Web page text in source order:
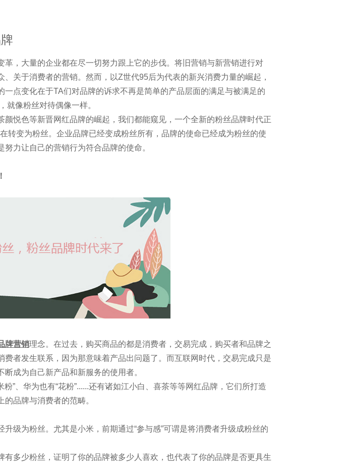
革，大量的企业都在尽一切努力跟上它的步伐。将旧营销与新营销进行对
关于消费者的营销。然而，以Z世代95后为代表的新兴消费力量的崛起，
一点变化在于TA们对品牌的诉求不再是简单的产品层面的满足与被满足的
就像粉丝对待偶像一样。
颜悦色等新晋网红品牌的崛起，我们都能窥见，一个全新的粉丝品牌时代正
转变为粉丝。企业品牌已经变成粉丝所有，品牌的使命已经成为粉丝的使
力让自己的营销行为符合品牌的使命。
牌营销理念。在过去，购买商品的都是消费者，交易完成，购买者和品牌之
费者发生联系，因为那意味着产品出问题了。而互联网时代，交易完成只是
成为自己新产品和新服务的使用者。
粉”、华为也有“花粉”......还有诸如江小白、喜茶等等网红品牌，它们所打造
品牌与消费者的范畴。
级为粉丝。尤其是小米，前期通过“参与感”可谓是将消费者升级成粉丝的
有多少粉丝，证明了你的品牌被多少人喜欢，也代表了你的品牌是否更具生